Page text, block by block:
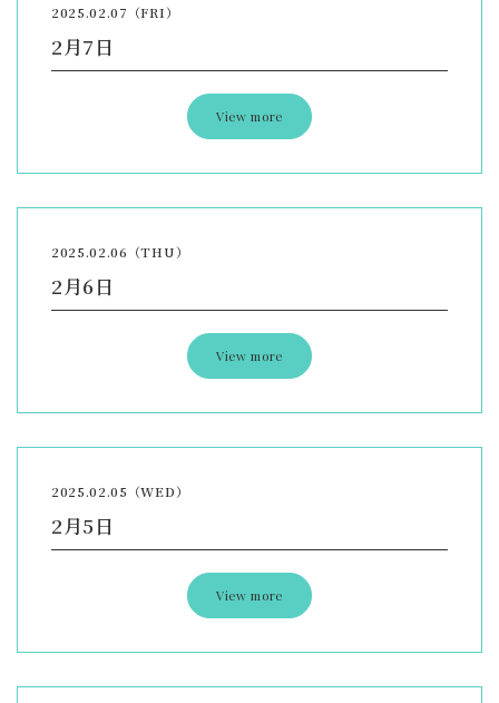
2025.02.07（FRI）
2月7日
View more
2025.02.06（THU）
2月6日
View more
2025.02.05（WED）
2月5日
View more